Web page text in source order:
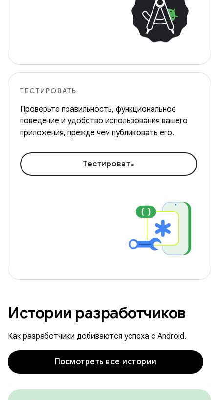
ТЕСТИРОВАТЬ
Проверьте правильность, функциональное
поведение и удобство использования вашего
приложения, прежде чем публиковать его.
Тестировать
Истории разработчиков
Как разработчики добиваются успеха с Android.
Посмотреть все истории